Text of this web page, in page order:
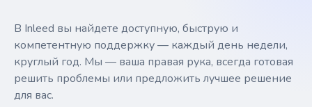
В Inleed вы найдете доступную, быструю и
компетентную поддержку — каждый день недели,
круглый год. Мы — ваша правая рука, всегда готовая
решить проблемы или предложить лучшее решение
для вас.